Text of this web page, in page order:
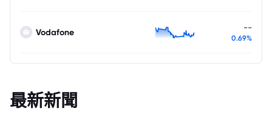
Vodafone --
0.69%
最新新聞